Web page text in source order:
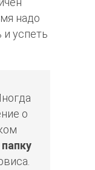
надо
и успеть
о
папку